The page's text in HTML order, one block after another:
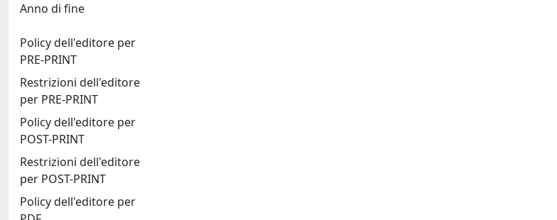
Anno di fine
Policy dell'editore per
PRE-PRINT
Restrizioni dell'editore
per PRE-PRINT
Policy dell'editore per
POST-PRINT
Restrizioni dell'editore
per POST-PRINT
Policy dell'editore per